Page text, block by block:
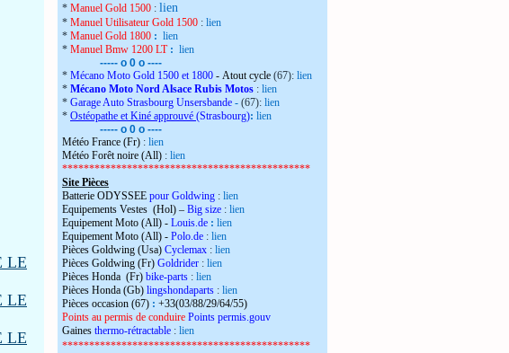
* Manuel Gold 1500 : lien
* Manuel Utilisateur Gold 1500 : lien
* Manuel Gold 1800 : lien
* Manuel Bmw 1200 LT: lien
----- o 0 o ----
* Mécano Moto Gold 1500 et 1800 - Atout cycle (67): lien
* Mécano Moto Nord Alsace Rubis Motos : lien
* Garage Auto Strasbourg Unsersbande - (67): lien
* Ostéopathe et Kiné approuvé (Strasbourg): lien
----- o 0 o ----
Météo France (Fr) : lien
Météo Forêt noire (All) : lien
**********************************************
Site Pièces
Batterie ODYSSEE pour Goldwing : lien
Equipements Vestes (Hol) – Big size : lien
Equipement Moto (All) - Louis.de : lien
Equipement Moto (All) - Polo.de : lien
Pièces Goldwing (Usa) Cyclemax : lien
Pièces Goldwing (Fr) Goldrider : lien
Pièces Honda (Fr) bike-parts : lien
Pièces Honda (Gb) lingshondaparts : lien
Pièces occasion (67) : +33(03/88/29/64/55)
Points au permis de conduire Points permis.gouv
Gaines thermo-rétractable : lien
**********************************************